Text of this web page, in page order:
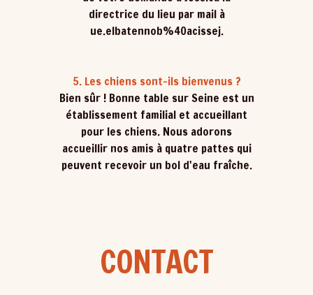
directrice du lieu par mail à
ue.elbatennob%40acissej.
5. Les chiens sont-ils bienvenus ?
Bien sûr ! Bonne table sur Seine est un
établissement familial et accueillant
pour les chiens. Nous adorons
accueillir nos amis à quatre pattes qui
peuvent recevoir un bol d'eau fraîche.
CONTACT